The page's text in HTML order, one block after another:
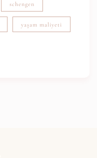
schengen
yaşam maliyeti